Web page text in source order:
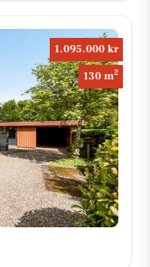
1.095.000 kr
130 m2